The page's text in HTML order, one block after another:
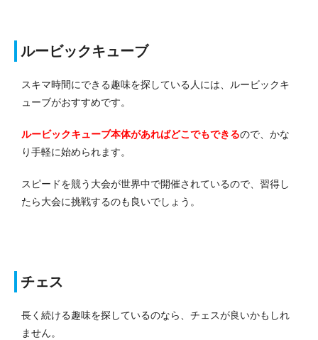
ルービックキューブ
スキマ時間にできる趣味を探している人には、ルービックキ
ューブがおすすめです。
ルービックキューブ本体があればどこでもできるので、かな
り手軽に始められます。
スピードを競う大会が世界中で開催されているので、習得し
たら大会に挑戦するのも良いでしょう。
チェス
長く続ける趣味を探しているのなら、チェスが良いかもしれ
ません。